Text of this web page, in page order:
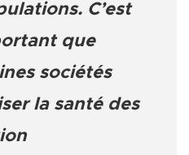
C’est
que
sociétés
la santé des